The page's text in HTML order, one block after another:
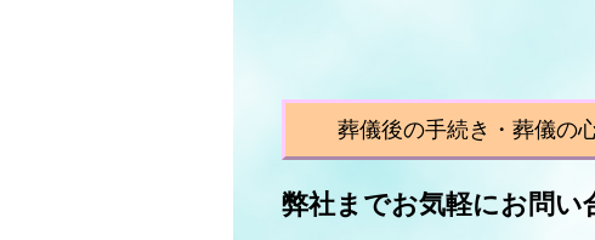
葬儀後の手続き・葬儀の
弊社までお気軽にお問い